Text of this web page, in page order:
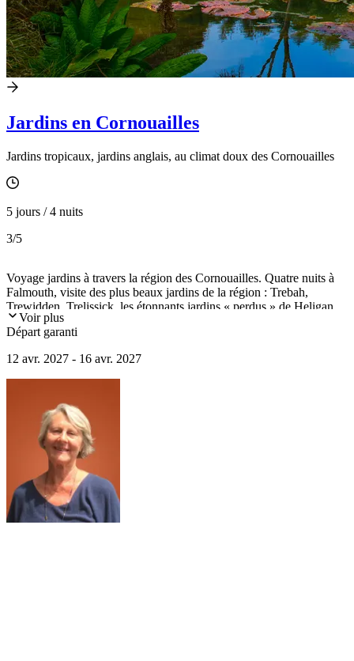
Jardins en Cornouailles
Jardins tropicaux, jardins anglais, au climat doux des Cornouailles
5 jours / 4 nuits
3/5
Voyage jardins à travers la région des Cornouailles. Quatre nuits à
Falmouth, visite des plus beaux jardins de la région : Trebah,
Trewidden, Trelissick, les étonnants jardins « perdus » de Heligan,
le jardin de sculptures de Barbara Hepworth…
Voir plus
Départ garanti
12 avr. 2027 - 16 avr. 2027